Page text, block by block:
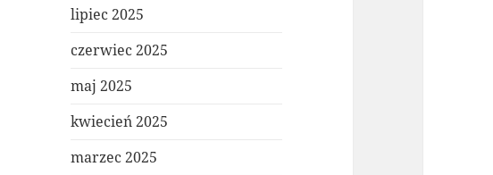
lipiec 2025
czerwiec 2025
maj 2025
kwiecień 2025
marzec 2025